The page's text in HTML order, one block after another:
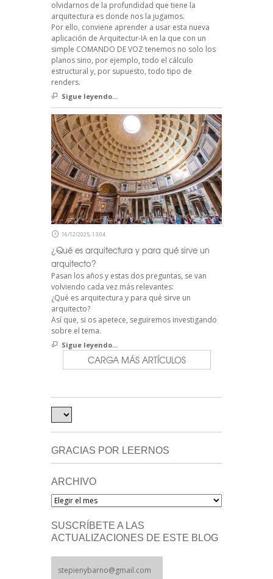
olvidarnos de la profundidad que tiene la
arquitectura es donde nos la jugamos.
Por ello, conviene aprender a usar esta nueva
aplicación de Arquitectur-IA en la que con un
simple COMANDO DE VOZ tenemos no solo los
planos sino, por ejemplo, todo el cálculo
estructural y, por supuesto, todo tipo de
renders.
Sigue leyendo...
16/12/2025, 13:04
¿Qué es arquitectura y para qué sirve un
arquitecto?
Pasan los años y estas dos preguntas, se van
volviendo cada vez más relevantes:
¿Qué es arquitectura y para qué sirve un
arquitecto?
Así que, si os apetece, seguiremos investigando
sobre el tema.
Sigue leyendo...
CARGA MÁS ARTÍCULOS
GRACIAS POR LEERNOS
ARCHIVO
Archivo
SUSCRÍBETE A LAS
ACTUALIZACIONES DE ESTE BLOG